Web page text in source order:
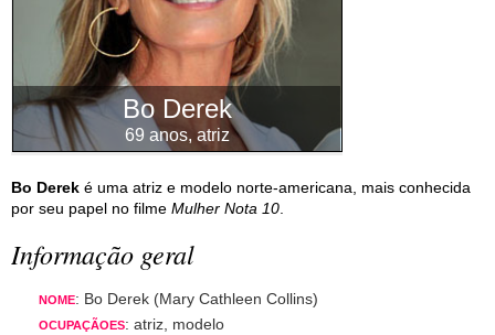
Bo Derek
69 anos, atriz
Bo Derek é uma atriz e modelo norte-americana, mais conhecida
por seu papel no filme Mulher Nota 10
Informação geral
NOME: Bo Derek (Mary Cathleen Collins)
OCUPAÇÃOES: atriz, modelo